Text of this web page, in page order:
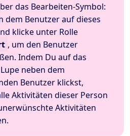
das Bearbeiten-Symbol:
dem Benutzer auf dieses
klicke unter Rolle
, um den Benutzer
Indem Du auf das
neben dem
Benutzer klickst,
Aktivitäten dieser Person
Aktivitäten